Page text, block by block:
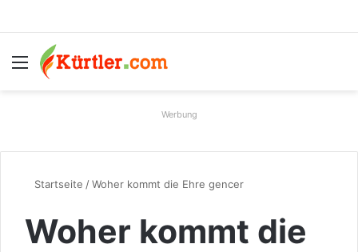
Menü
Werbung
Startseite /Woher kommt die Ehre gencer
Woher kommt die